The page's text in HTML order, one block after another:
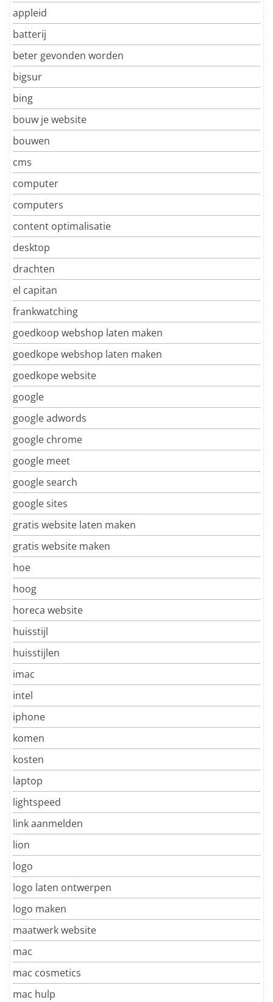
appleid
batterij
beter gevonden worden
bigsur
bing
bouw je website
bouwen
cms
computer
computers
content optimalisatie
desktop
drachten
el capitan
frankwatching
goedkoop webshop laten maken
goedkope webshop laten maken
goedkope website
google
google adwords
google chrome
google meet
google search
google sites
gratis website laten maken
gratis website maken
hoe
hoog
horeca website
huisstijl
huisstijlen
imac
intel
iphone
komen
kosten
laptop
lightspeed
link aanmelden
lion
logo
logo laten ontwerpen
logo maken
maatwerk website
mac
mac cosmetics
mac hulp